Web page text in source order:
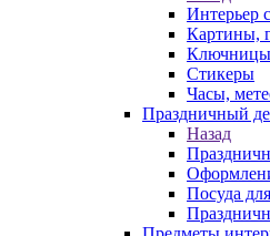
Интерьер
Картины,
Ключницы
Стикеры
Часы,
Праздничный
Назад
Посуда